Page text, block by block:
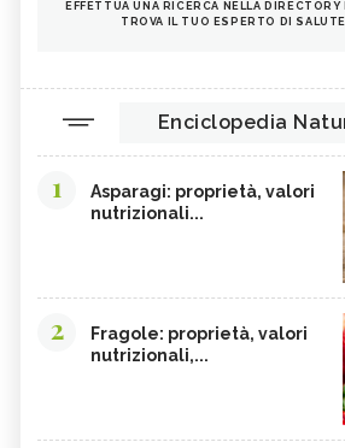
EFFETTUA UNA RICERCA NELLA
TROVA IL TUO ESPERTO DI SALUTE
Enciclopedia
1
Asparagi: proprietà, valori
nutrizionali...
2
Fragole: proprietà, valori
nutrizionali,...